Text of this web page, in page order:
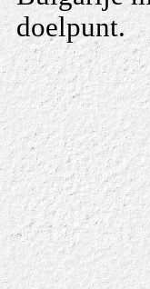
doelpunt.